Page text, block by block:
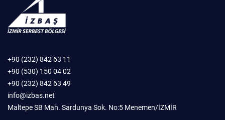
+90 (232) 842 63 11
+90 (530) 150 04 02
+90 (232) 842 63 49
info@izbas.net
Maltepe SB Mah. Sardunya Sok. No:5 Menemen/İZMİR